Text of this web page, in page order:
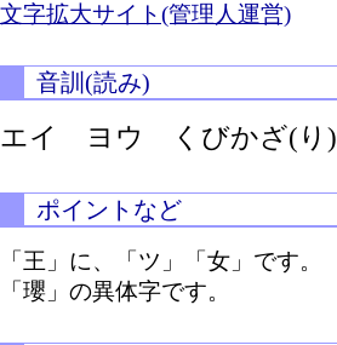
文字拡大サイト(管理人運営)
音訓(読み)
エイ ヨウ くびかざ(り)
ポイントなど
「王」に、「ツ」「女」です。
「瓔」の異体字です。